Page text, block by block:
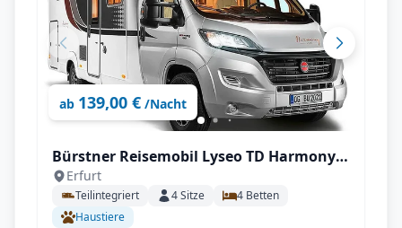
ab 139,00 € /Nacht
Bürstner Reisemobil Lyseo TD Harmony
727 G
Erfurt
Teilintegriert 4Sitze 4 Betten
Haustiere